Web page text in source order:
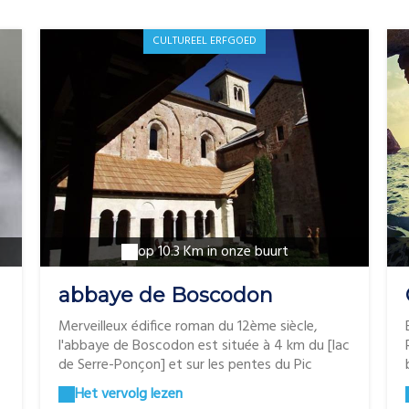
CULTUREEL ERFGOED
op 10.3 Km in onze buurt
abbaye de Boscodon
Merveilleux édifice roman du 12ème siècle,
l'abbaye de Boscodon est située à 4 km du [lac
de Serre-Ponçon] et sur les pentes du Pic
Morgon, en pleine forêt. Une histoire riche en
catastrophes naturelles, en conflits, en
Het vervolg lezen